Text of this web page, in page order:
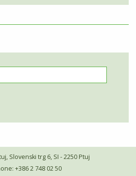
Slovenski trg 6, SI - 2250 Ptuj
+386 2 748 02 50